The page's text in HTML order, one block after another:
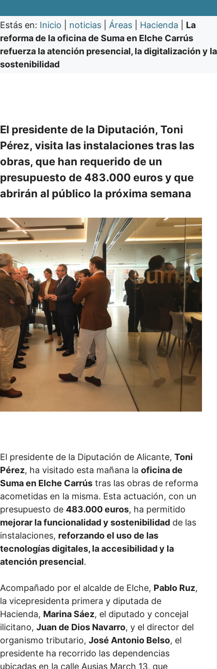
Estás en: Inicio noticias Áreas Hacienda
La
reforma de la oficina de Suma en Elche Carrús
refuerza la atención presencial, la digitalización y la
sostenibilidad
El presidente de la Diputación, Toni
Pérez, visita las instalaciones tras las
obras, que han requerido de un
presupuesto de 483.000 euros y que
abrirán al público la próxima semana
El presidente de la Diputación de Alicante, Toni
Pérez, ha visitado esta mañana la oficina de
Suma en Elche Carrús tras las obras de reforma
acometidas en la misma. Esta actuación, con un
presupuesto de 483.000 euros, ha permitido
mejorar la funcionalidad y sostenibilidad de las
instalaciones, reforzando el uso de las
tecnologías digitales, la accesibilidad y la
atención presencial.
Acompañado por el alcalde de Elche, Pablo Ruz,
la vicepresidenta primera y diputada de
Hacienda, Marina Sáez, el diputado y concejal
ilicitano, Juan de Dios Navarro, y el director del
organismo tributario, José Antonio Belso, el
presidente ha recorrido las dependencias
ubicadas en la calle Ausias March 13, que